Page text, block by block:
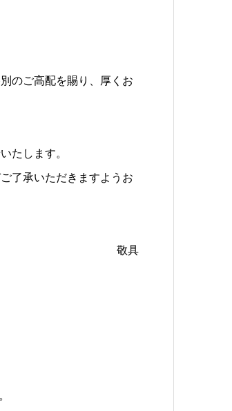
のご高配を賜り、厚くお
たします。
了承いただきますようお
敬具